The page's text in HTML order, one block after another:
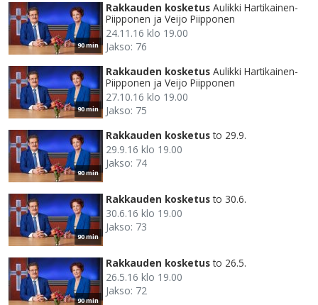
90 min
Rakkauden kosketus Aulikki Hartikainen-
Piipponen ja Veijo Piipponen
24.11.16 klo 19.00
Jakso: 76
90 min
Rakkauden kosketus Aulikki Hartikainen-
Piipponen ja Veijo Piipponen
27.10.16 klo 19.00
Jakso: 75
90 min
Rakkauden kosketus to 29.9.
29.9.16 klo 19.00
Jakso: 74
90 min
Rakkauden kosketus to 30.6.
30.6.16 klo 19.00
Jakso: 73
90 min
Rakkauden kosketus to 26.5.
26.5.16 klo 19.00
Jakso: 72